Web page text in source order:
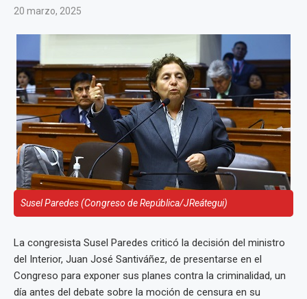
20 marzo, 2025
Susel Paredes (Congreso de República/JReátegui)
La congresista Susel Paredes criticó la decisión del ministro
del Interior, Juan José Santiváñez, de presentarse en el
Congreso para exponer sus planes contra la criminalidad, un
día antes del debate sobre la moción de censura en su